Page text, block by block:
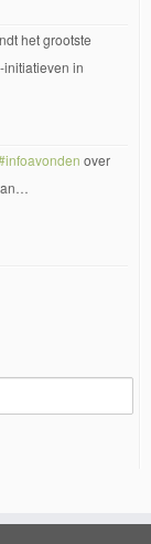
het grootste
in
over